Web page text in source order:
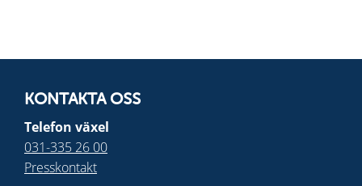
KONTAKTA OSS
Telefon växel
031-335 26 00
Presskontakt